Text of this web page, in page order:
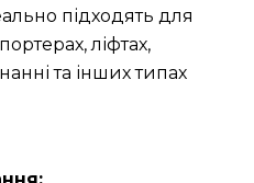
підходять для
ліфтах,
та інших типах